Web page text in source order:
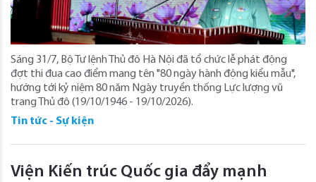
Sáng 31/7, Bộ Tư lệnh Thủ đô Hà Nội đã tổ chức lễ phát động
đợt thi đua cao điểm mang tên "80 ngày hành động kiểu mẫu",
hướng tới kỷ niệm 80 năm Ngày truyền thống Lực lượng vũ
trang Thủ đô (19/10/1946 - 19/10/2026).
Tin tức - Sự kiện
Viện Kiến trúc Quốc gia đẩy mạnh